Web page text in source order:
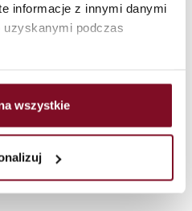
informacje z innymi danymi
podczas
wszystkie